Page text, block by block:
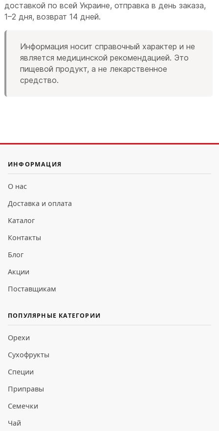
доставкой по всей Украине, отправка в день заказа,
1–2 дня, возврат 14 дней.
Информация носит справочный характер и не
является медицинской рекомендацией. Это
пищевой продукт, а не лекарственное
средство.
ИНФОРМАЦИЯ
О нас
Доставка и оплата
Каталог
Контакты
Блог
Акции
Поставщикам
ПОПУЛЯРНЫЕ КАТЕГОРИИ
Орехи
Сухофрукты
Специи
Приправы
Семечки
Чай